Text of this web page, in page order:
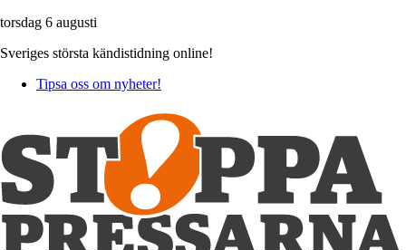
torsdag 6 augusti
Sveriges största kändistidning online!
Tipsa oss om nyheter!